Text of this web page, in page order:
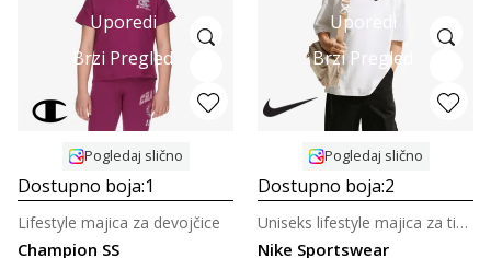
Uporedi
Brzi Pregled
Pogledaj slično
Dostupno boja:1
Champion SS
Lifestyle majica za devojčice
Uporedi
Brzi Pregled
Pogledaj slično
Dostupno boja:2
Nike Sportswear
Uniseks lifestyle majica za tinejdžere